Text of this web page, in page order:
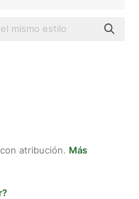
atribución. Más